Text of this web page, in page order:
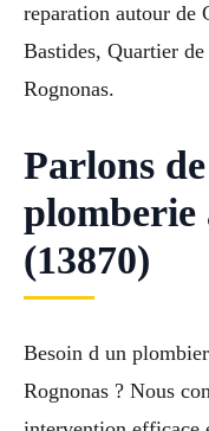
reparation autour de
Bastides, Quartier
Rognonas.
Parlons
plomberie
(13870)
Besoin d un
Rognonas ? Nous